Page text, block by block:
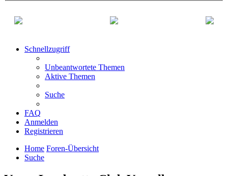
Schnellzugriff
Unbeantwortete Themen
Aktive Themen
Suche
FAQ
Anmelden
Registrieren
Home Foren-Übersicht
Suche